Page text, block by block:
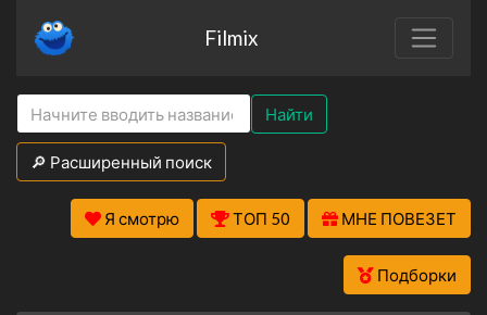
Filmix
Найти
🔎 Расширенный поиск
Я смотрю ТОП 50 МНЕ ПОВЕЗЕТ
Подборки